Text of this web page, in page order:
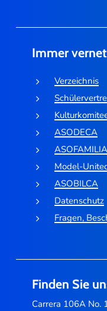
Immer
Verzeichnis
ASODECA
ASOFAMILIA
Model-
ASOBILCA
Datenschutz
Fragen,
Finden Sie
Carrera 106A No.